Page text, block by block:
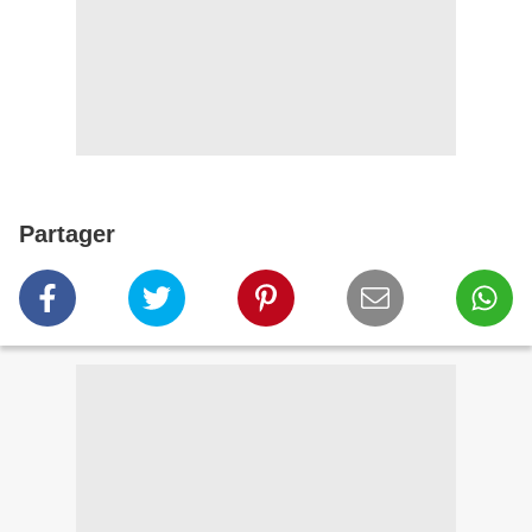
Partager